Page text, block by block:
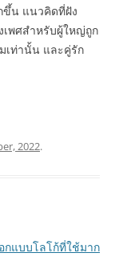
ขึ้น แนวคิดที่ฝัง
เพศสำหรับผู้ใหญ่ถูก
เท่านั้น และคู่รัก
2022.
กแบบโลโก้ที่ใช้มาก